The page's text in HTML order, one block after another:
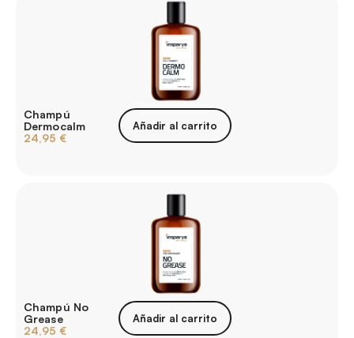
Champú
Dermocalm
24,95 €
Añadir al carrito
Champú No
Grease
24,95 €
Añadir al carrito